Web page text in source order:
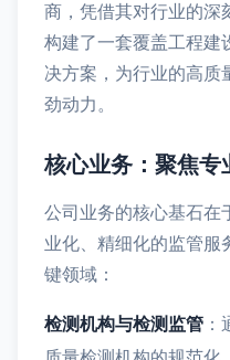
商，凭借其对行业的深
构建了一套覆盖工程建
决方案，为行业的高质
劲动力。
核心业务：聚焦专
公司业务的核心基石在
业化、精细化的监管服
键领域：
检测机构与检测监管